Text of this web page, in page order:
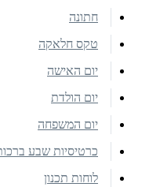
חתונה
טקס חלאקה
יום האישה
יום הולדת
יום המשפחה
כרטיסיות שבע
לוחות תכנון